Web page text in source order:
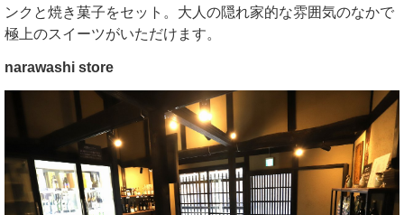
ンクと焼き菓子をセット。大人の隠れ家的な雰囲気のなかで
極上のスイーツがいただけます。
narawashi store